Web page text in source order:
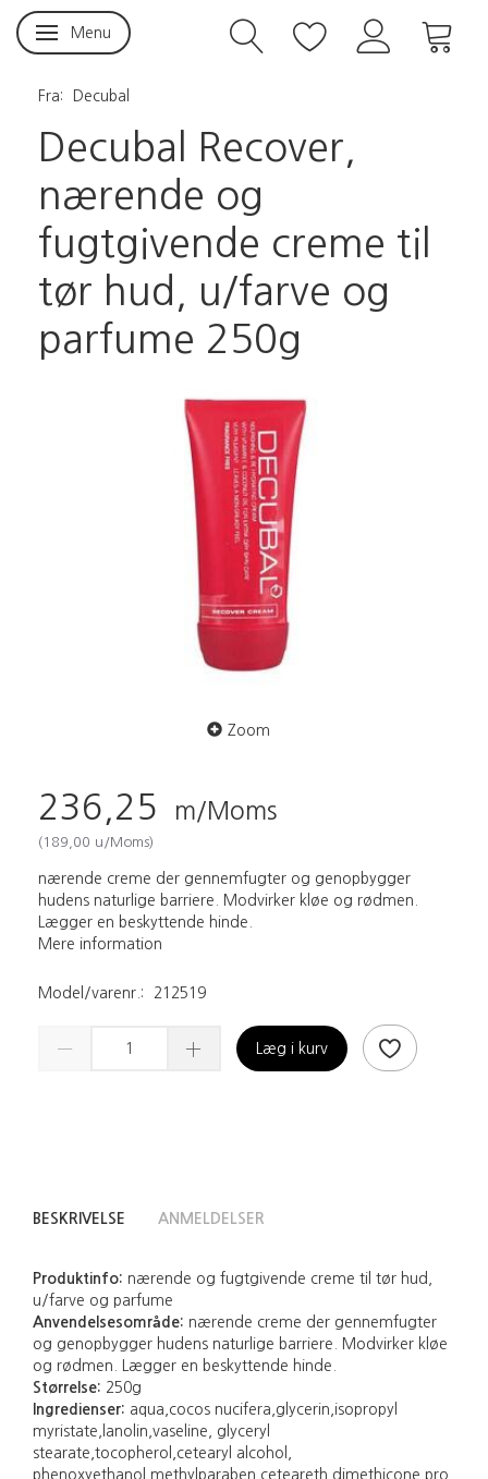
Skifte navigation
Menu
Fra: Decubal
Decubal Recover,
nærende og
fugtgivende creme til
tør hud, u/farve og
parfume 250g
Zoom
236,25 m/Moms
(189,00 u/Moms)
nærende creme der gennemfugter og genopbygger
hudens naturlige barriere. Modvirker kløe og rødmen.
Lægger en beskyttende hinde.
Mere information
Model/varenr.: 212519
Læg i kurv
BESKRIVELSE ANMELDELSER
Produktinfo: nærende og fugtgivende creme til tør hud,
u/farve og parfume
Anvendelsesområde: nærende creme der gennemfugter
og genopbygger hudens naturlige barriere. Modvirker kløe
og rødmen. Lægger en beskyttende hinde.
Størrelse: 250g
Ingredienser: aqua,cocos nucifera,glycerin,isopropyl
myristate,lanolin,vaseline, glyceryl
stearate,tocopherol,cetearyl alcohol,
phenoxyethanol,methylparaben,ceteareth,dimethicone,pro